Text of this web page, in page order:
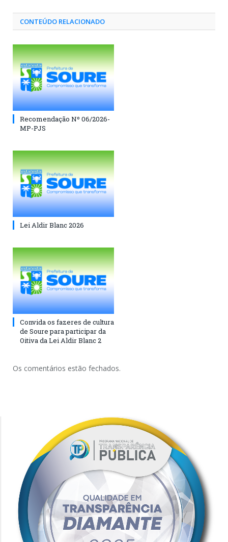
CONTEÚDO RELACIONADO
Recomendação Nº 06/2026-
MP-PJS
Lei Aldir Blanc 2026
Convida os fazeres de cultura
de Soure para participar da
Oitiva da Lei Aldir Blanc 2
Os comentários estão fechados.